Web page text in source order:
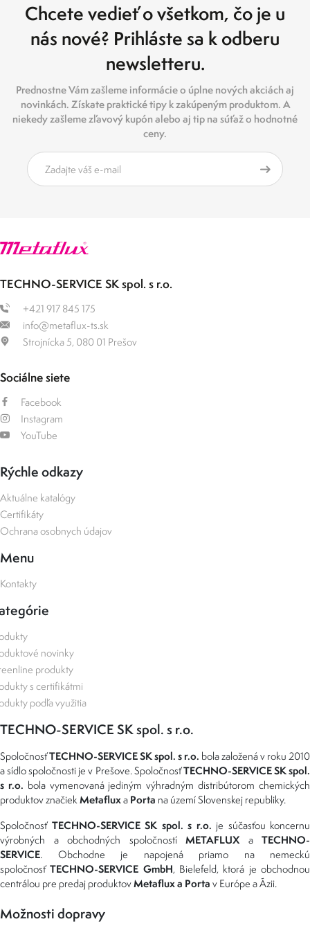
Chcete vedieť o všetkom, čo je u
nás nové? Prihláste sa k odberu
newsletteru.
Prednostne Vám zašleme informácie o úplne nových akciách aj
novinkách. Získate praktické tipy k zakúpeným produktom. A
niekedy zašleme zľavový kupón alebo aj tip na súťaž o hodnotné
ceny.
TECHNO-SERVICE SK spol. s r.o.
+421 917 845 175
info@metaflux-ts.sk
Strojnícka 5, 080 01 Prešov
Sociálne siete
Facebook
Instagram
YouTube
Rýchle odkazy
Aktuálne katalógy
Certifikáty
Ochrana osobnych údajov
Menu
Kontakty
novinky
produkty
s certifikátmi
podľa využitia
TECHNO-SERVICE SK spol. s r.o.
SpoločnosťTECHNO-SERVICE SK spol. s r.o. bola založená v roku 2010
a sídlo spoločnosti je v Prešove. SpoločnosťTECHNO-SERVICE SK spol.
s r.o. bola vymenovaná jediným výhradným distribútorom chemických
produktov značiekMetafluxa Porta na území Slovenskej republiky.
Spoločnosť TECHNO-SERVICE SK spol. s r.o. je súčasťou koncernu
výrobných a obchodných spoločností METAFLUXa TECHNO-
SERVICE. Obchodne je napojená priamo na nemeckú
spoločnosťTECHNO-SERVICE GmbH, Bielefeld, ktorá je obchodnou
centrálou pre predaj produktovMetaflux a Porta v Európe a Ázii.
Možnosti dopravy